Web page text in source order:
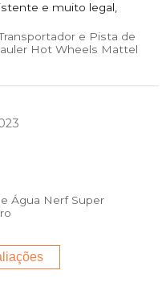
e muito legal,
e Pista de
Hot Wheels Mattel
Água Nerf Super